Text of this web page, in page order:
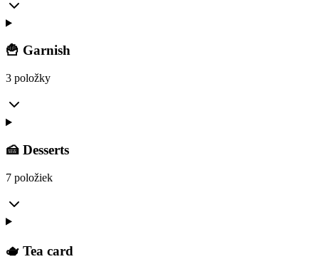
🍟 Garnish
3 položky
🍰 Desserts
7 položiek
🫖 Tea card